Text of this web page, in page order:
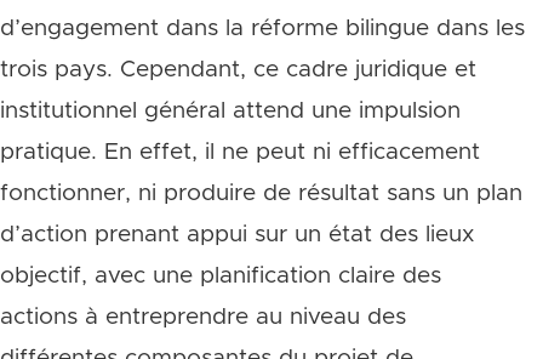
d’engagement dans la réforme bilingue dans les
trois pays. Cependant, ce cadre juridique et
institutionnel général attend une impulsion
pratique. En effet, il ne peut ni efficacement
fonctionner, ni produire de résultat sans un plan
d’action prenant appui sur un état des lieux
objectif, avec une planification claire des
actions à entreprendre au niveau des